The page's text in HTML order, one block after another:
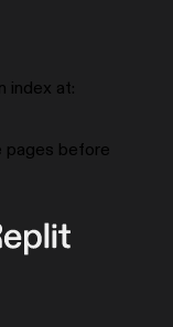
index at:
pages before